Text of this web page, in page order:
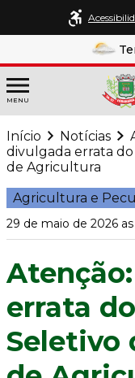
MENU
Início Notícias
divulgada errata do
de Agricultura
Agricultura e
29 de maio de 2026 as
errata
Seletivo